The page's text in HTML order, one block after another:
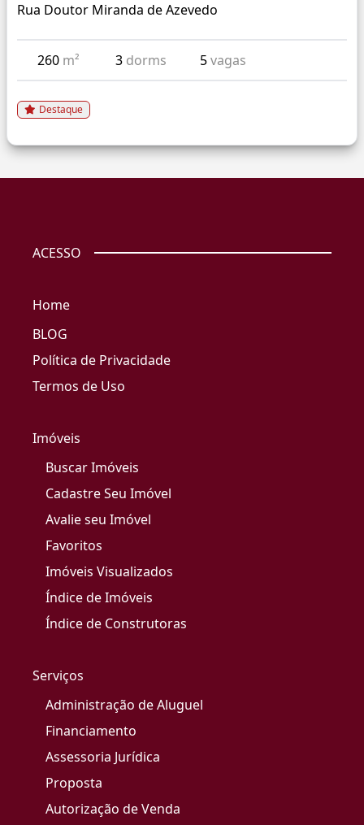
Rua Doutor Miranda de Azevedo
260 m² 3 dorms 5vagas
Destaque
ACESSO
Home
BLOG
Política de Privacidade
Termos de Uso
Imóveis
Buscar Imóveis
Cadastre Seu Imóvel
Avalie seu Imóvel
Favoritos
Imóveis Visualizados
Índice de Imóveis
Índice de Construtoras
Serviços
Administração de Aluguel
Financiamento
Assessoria Jurídica
Proposta
Autorização de Venda